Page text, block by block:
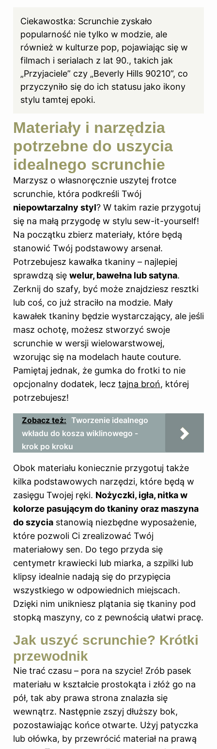
Ciekawostka: Scrunchie zyskało
popularność nie tylko w modzie, ale
również w kulturze pop, pojawiając się w
filmach i serialach z lat 90., takich jak
„Przyjaciele” czy „Beverly Hills 90210”, co
przyczyniło się do ich statusu jako ikony
stylu tamtej epoki.
Materiały i narzędzia
potrzebne do uszycia
idealnego scrunchie
Marzysz o własnoręcznie uszytej frotce
scrunchie, która podkreśli Twój
niepowtarzalny styl? W takim razie przygotuj
się na małą przygodę w stylu sew-it-yourself!
Na początku zbierz materiały, które będą
stanowić Twój podstawowy arsenał.
Potrzebujesz kawałka tkaniny – najlepiej
sprawdzą się welur, bawełna lub satyna.
Zerknij do szafy, być może znajdziesz resztki
lub coś, co już straciło na modzie. Mały
kawałek tkaniny będzie wystarczający, ale jeśli
masz ochotę, możesz stworzyć swoje
scrunchie w wersji wielowarstwowej,
wzorując się na modelach haute couture.
Pamiętaj jednak, że gumka do frotki to nie
opcjonalny dodatek, lecz tajna broń, której
potrzebujesz!
Zobacz też: Tworzenie idealnego
wkładu do kosza wiklinowego -
krok po kroku
Obok materiału koniecznie przygotuj także
kilka podstawowych narzędzi, które będą w
zasięgu Twojej ręki. Nożyczki, igła, nitka w
kolorze pasującym do tkaniny oraz maszyna
do szycia stanowią niezbędne wyposażenie,
które pozwoli Ci zrealizować Twój
materiałowy sen. Do tego przyda się
centymetr krawiecki lub miarka, a szpilki lub
klipsy idealnie nadają się do przypięcia
wszystkiego w odpowiednich miejscach.
Dzięki nim unikniesz plątania się tkaniny pod
stopką maszyny, co z pewnością ułatwi pracę.
Jak uszyć scrunchie? Krótki
przewodnik
Nie trać czasu – pora na szycie! Zrób pasek
materiału w kształcie prostokąta i złóż go na
pół, tak aby prawa strona znalazła się
wewnątrz. Następnie zszyj dłuższy bok,
pozostawiając końce otwarte. Użyj patyczka
lub ołówka, by przewrócić materiał na prawą